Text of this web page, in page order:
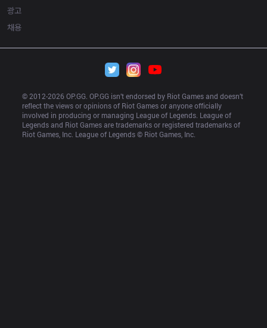
광고
채용
© 2012-2026 OP.GG. OP.GG isn’t endorsed by Riot Games and doesn’t
reflect the views or opinions of Riot Games or anyone officially
involved in producing or managing League of Legends. League of
Legends and Riot Games are trademarks or registered trademarks of
Riot Games, Inc. League of Legends © Riot Games, Inc.